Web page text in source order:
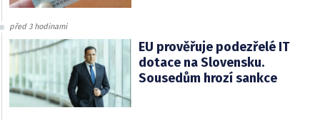
před 3 hodinami
EU prověřuje podezřelé IT
dotace na Slovensku.
Sousedům hrozí sankce